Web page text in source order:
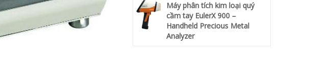
Máy phân tích kim loại quý
cầm tay EulerX 900 –
Handheld Precious Metal
Analyzer